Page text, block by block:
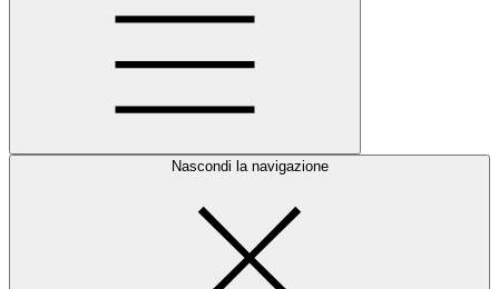
Nascondi la navigazione